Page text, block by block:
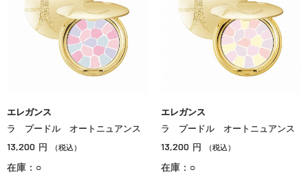
エレガンス
ラ プードル オートニュアンス
13,200 円 （税込）
在庫：○
エレガンス
ラ プードル オートニュアンス
13,200 円 （税込）
在庫：○